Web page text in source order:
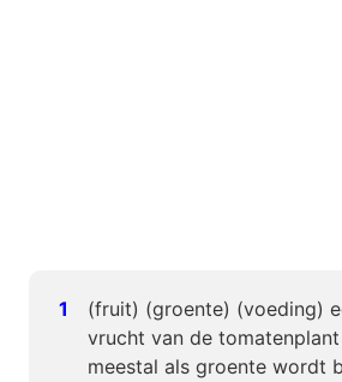
(fruit) (groente) (voeding)
vrucht van de
meestal als groente wordt